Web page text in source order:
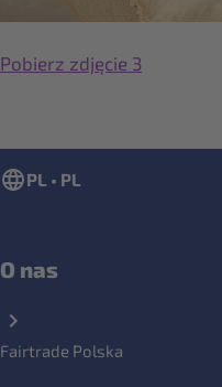
Pobierz zdjęcie 3
PL • PL
O nas
Fairtrade Polska